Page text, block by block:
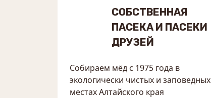
СОБСТВЕННАЯ
ПАСЕКА И ПАСЕКИ
ДРУЗЕЙ
Собираем мёд с 1975 года в
экологически чистых и заповедных
местах Алтайского края